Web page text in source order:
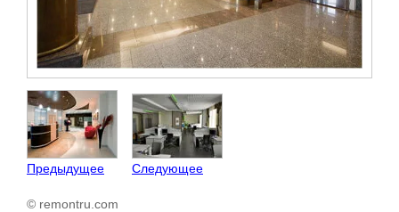
Предыдущее Следующее
© remontru.com